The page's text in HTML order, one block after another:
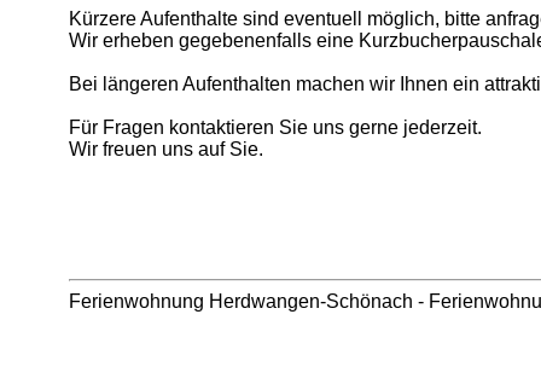
Kürzere Aufenthalte sind eventuell möglich, bitte
Wir erheben gegebenenfalls eine
Bei längeren Aufenthalten machen wir Ihnen ein
Für Fragen kontaktieren Sie uns gerne jederzeit.
Wir freuen uns auf Sie.
Ferienwohnung Herdwangen-Schönach -